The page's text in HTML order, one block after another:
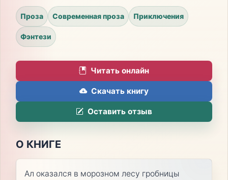
Проза Современная проза Приключения
Фэнтези
Читать онлайн
Скачать книгу
Оставить отзыв
О КНИГЕ
Ал оказался в морозном лесу гробницы